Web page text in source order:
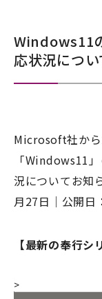
Windows11
応状況につい
Microsoft社か
「Windows11
況についてお知
月27日｜公開日
【最新の奉行シ
>